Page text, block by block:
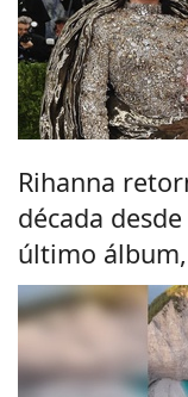
Rihanna
década
último álbum,